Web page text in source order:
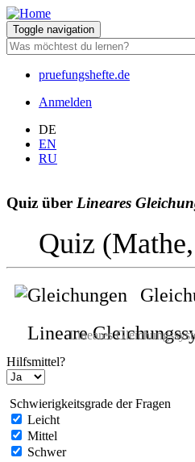
Direkt
zum
Inhalt
Toggle navigation
Hauptnavigation
pruefungshefte.de
Benutzermenü
Anmelden
DE
EN
RU
Quiz über Lineares
Quiz
LineareLineares
Hilfsmittel?
Schwierigkeitsgrade der Fragen
Leicht
Mittel
Schwer